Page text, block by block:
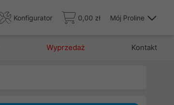
Konfigurator 0,00 zł Mój Proline
Wyprzedaż Kontakt